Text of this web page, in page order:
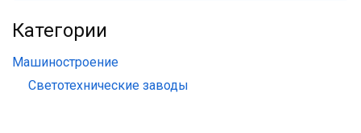
Категории
Машиностроение
Светотехнические заводы